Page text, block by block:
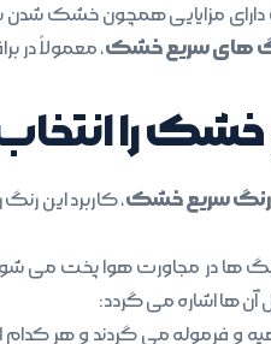
مزایایی همچون خشک شدن
های سریع خشک، معمولاً در
خشکرا
رنگ سریع خشک، کاربرد این
ها در مجاورت هوا پخت می
آن ها اشاره می گردد:
و فرموله می گردند و هر